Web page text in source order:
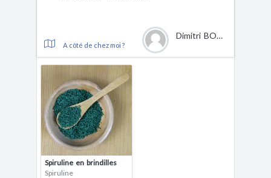
A côté de chez moi ?
Dimitri BOUCHET
Spiruline en brindilles
Spiruline